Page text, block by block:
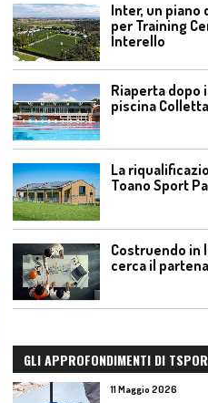
Inter, un piano
per Training
Interello
Riaperta dopo
piscina
La
Toano Sport
Costruendo in
cerca il
GLI APPROFONDIMENTI DI
11 Maggio 2026